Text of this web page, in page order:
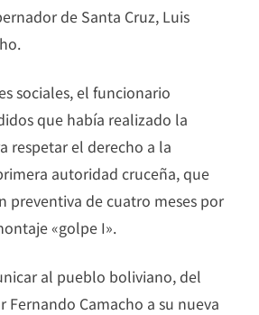
de Santa Cruz, Luis
sociales, el funcionario
que había realizado la
respetar el derecho a la
autoridad cruceña, que
preventiva de cuatro meses por
«golpe I».
al pueblo boliviano, del
Fernando Camacho a su nueva